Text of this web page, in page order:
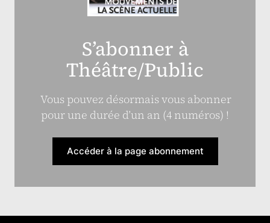
S’abonner à
Théâtre/Public
Vous pouvez désormais vous abonner
pour une durée d’un an (4 numéros) !
Accéder à la page abonnement